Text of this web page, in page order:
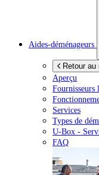
Aides-déménageurs
Retour au
Aperçu
Fournisseurs
Services
Types de
U-Box -
FAQ